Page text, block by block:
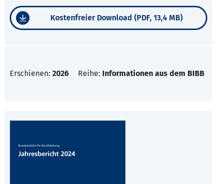
Kostenfreier Download (PDF, 13,4 MB)
Erschienen: 2026 Reihe: Informationen aus dem BIBB